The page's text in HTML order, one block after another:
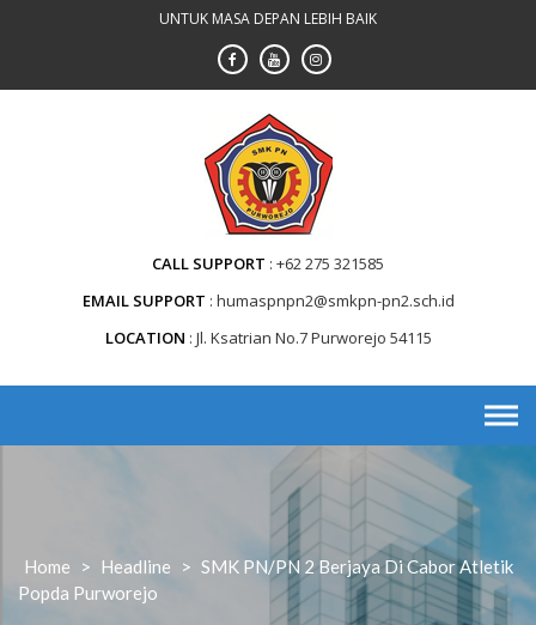
UNTUK MASA DEPAN LEBIH BAIK
CALL SUPPORT +62 275 321585
EMAIL SUPPORT humaspnpn2@smkpn-pn2.sch.id
LOCATION Jl. Ksatrian No.7 Purworejo 54115
Home > Headline > SMK PN/PN 2 Berjaya Di Cabor Atletik
Popda Purworejo